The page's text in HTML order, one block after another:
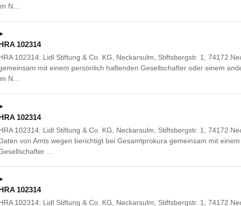
N…
102314
102314: Lidl Stiftung & Co. KG, Neckarsulm, Stiftsbergstr. 1, 74172
mit einem persönlich haftenden Gesellschafter oder einem
N…
102314
102314: Lidl Stiftung & Co. KG, Neckarsulm, Stiftsbergstr. 1, 74172
von Amts wegen berichtigt bei Gesamtprokura gemeinsam mit
…
HRA 102314
102314: Lidl Stiftung & Co. KG, Neckarsulm, Stiftsbergstr. 1, 74172